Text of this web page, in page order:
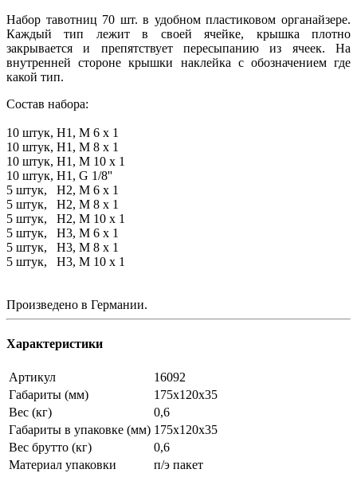
Набор тавотниц 70 шт. в удобном пластиковом органайзере.
Каждый тип лежит в своей ячейке, крышка плотно
закрывается и препятствует пересыпанию из ячеек. На
внутренней стороне крышки наклейка с обозначением где
какой тип.
Состав набора:
10 штук, H1, M 6 x 1
10 штук, H1, M 8 x 1
10 штук, H1, M 10 x 1
10 штук, H1, G 1/8''
5 штук, H2, M 6 x 1
5 штук, H2, M 8 x 1
5 штук, H2, M 10 x 1
5 штук, H3, M 6 x 1
5 штук, H3, M 8 x 1
5 штук, H3, M 10 x 1
Произведено в Германии.
Характеристики
Артикул
16092
Габариты (мм)
175х120х35
Вес (кг)
0,6
Габариты в упаковке (мм) 175х120х35
Вес брутто (кг)
0,6
Материал упаковки
п/э пакет